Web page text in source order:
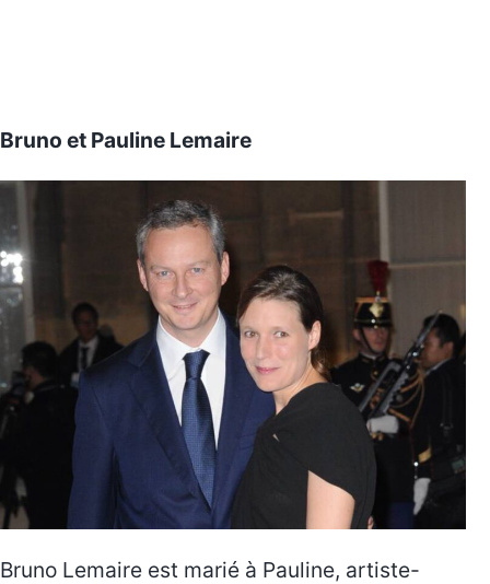
Bruno et Pauline Lemaire
Bruno Lemaire est marié à Pauline, artiste-